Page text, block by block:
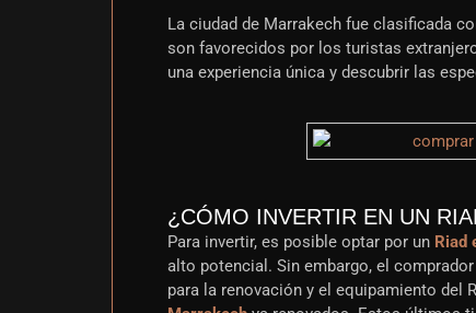
La ciudad de Marrakech fue clasificada
son favorecidos por los turistas
una experiencia única y descubrir las
¿CÓMO INVERTIR EN UN
Para invertir, es posible optar por un Riad
alto potencial. Sin embargo, el
para la renovación y el equipamiento del